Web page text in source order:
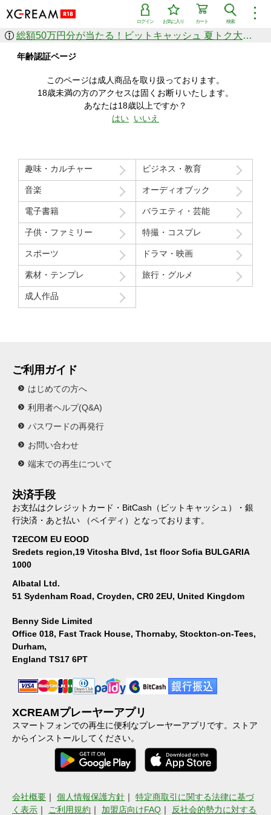
︙
検索
カート
お気に入り
ログイン
作品を探す
ジャンル
シリーズ
人気のセール中商品
新着セール中商品
すべての作品から探す
価格の安い順
価格の高い順
月間ランキング
年間ランキング
総額50万円分が当たる！ビットキャッシュ 夏トク大感謝祭
年齢認証ページ
このページは成人商品を取り扱っております。
18歳未満の方のアクセスは固くお断りいたします。
あなたは18歳以上ですか？
はい いいえ
趣味・カルチャー ビジネス・教育
音楽 オーディオブック
電子書籍 バラエティ・芸能
子供・ファミリー 特撮・コスプレ
スポーツ ドラマ・映画
素材・テンプレ 旅行・グルメ
成人作品
ご利用ガイド
はじめての方へ
利用者ヘルプ(Q&A)
パスワードの再発行
お問い合わせ
端末での再生について
決済手段
お支払はクレジットカード・BitCash（ビットキャッシュ）・銀
行決済・あと払い （ペイディ）となっております。
T2ECOM EU EOOD
Sredets region,19 Vitosha Blvd, 1st floor Sofia BULGARIA
1000
Albatal Ltd.
51 Sydenham Road, Croyden, CR0 2EU, United Kingdom
Benny Side Limited
Office 018, Fast Track House, Thornaby, Stockton-on-Tees,
Durham,
England TS17 6PT
XCREAMプレーヤーアプリ
スマートフォンでの再生に便利なプレーヤーアプリです。ストア
からインストールしてください。
会社概要 ｜ 個人情報保護方針 ｜ 特定商取引に関する法律に基づ
く表示 ｜ ご利用規約 ｜ 加盟店向けFAQ ｜ 反社会的勢力に対する